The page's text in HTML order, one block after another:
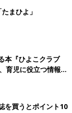
まひよ」
本『ひよこクラブ
育児に役立つ情報が
を買うとポイント10